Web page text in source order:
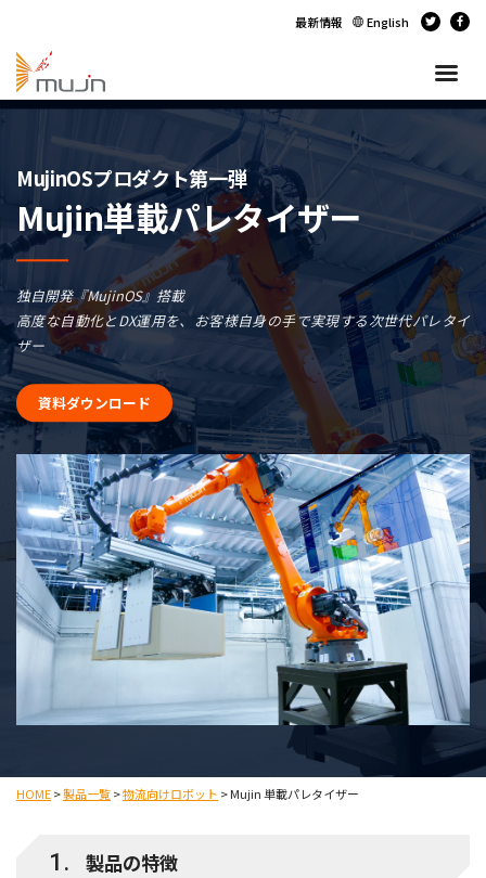
最新情報 English
MujinOSプロダクト第一弾
Mujin単載パレタイザー
独自開発『MujinOS』搭載
高度な自動化とDX運用を、お客様自身の手で実現する次世代パレタイ
ザー
資料ダウンロード
HOME>製品一覧>物流向けロボット >Mujin 単載パレタイザー
1. 製品の特徴